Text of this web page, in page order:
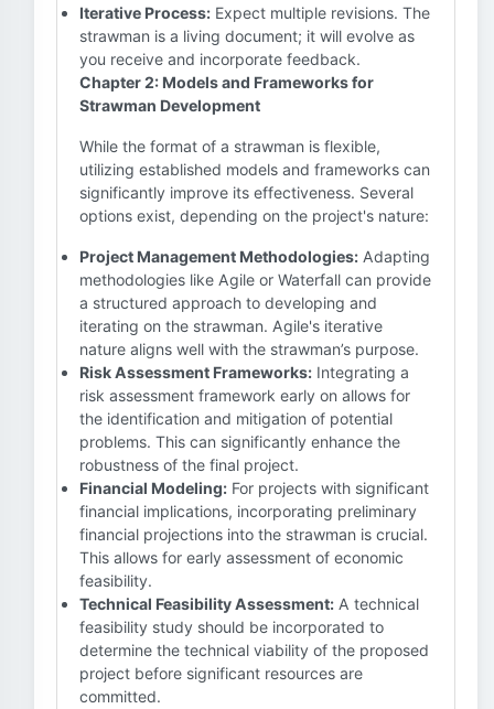
Iterative Process: Expect multiple revisions. The
strawman is a living document; it will evolve as
you receive and incorporate feedback.
Chapter 2: Models and Frameworks for
Strawman Development
While the format of a strawman is flexible,
utilizing established models and frameworks can
significantly improve its effectiveness. Several
options exist, depending on the project's nature:
Project Management Methodologies: Adapting
methodologies like Agile or Waterfall can provide
a structured approach to developing and
iterating on the strawman. Agile's iterative
nature aligns well with the strawman’s purpose.
Risk Assessment Frameworks: Integrating a
risk assessment framework early on allows for
the identification and mitigation of potential
problems. This can significantly enhance the
robustness of the final project.
Financial Modeling: For projects with significant
financial implications, incorporating preliminary
financial projections into the strawman is crucial.
This allows for early assessment of economic
feasibility.
Technical Feasibility Assessment: A technical
feasibility study should be incorporated to
determine the technical viability of the proposed
project before significant resources are
committed.